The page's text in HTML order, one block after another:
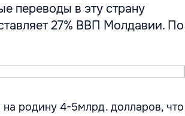
переводы в эту страну
27% ВВП Молдавии. По
родину 4-5млрд. долларов, что